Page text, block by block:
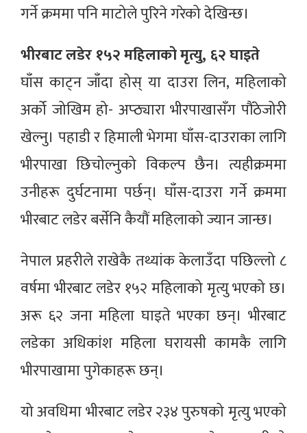
गर्ने क्रममा पनि माटोले पुरिने गरेको देखिन्छ।
भीरबाट लडेर १५२ महिलाको मृत्यु, ६२ घाइते
घाँस काट्न जाँदा होस् या दाउरा लिन, महिलाको
अर्को जोखिम हो- अप्ठ्यारा भीरपाखासँग पौंठेजोरी
खेल्नु। पहाडी र हिमाली भेगमा घाँस-दाउराका लागि
भीरपाखा छिचोल्नुको विकल्प छैन। त्यहीक्रममा
उनीहरू दुर्घटनामा पर्छन्। घाँस-दाउरा गर्ने क्रममा
भीरबाट लडेर बर्सेनि कैयौं महिलाको ज्यान जान्छ।
नेपाल प्रहरीले राखेकै तथ्यांक केलाउँदा पछिल्लो ८
वर्षमा भीरबाट लडेर १५२ महिलाको मृत्यु भएको छ।
अरू ६२ जना महिला घाइते भएका छन्। भीरबाट
लडेका अधिकांश महिला घरायसी कामकै लागि
भीरपाखामा पुगेकाहरू छन्।
यो अवधिमा भीरबाट लडेर २३४ पुरुषको मृत्यु भएको